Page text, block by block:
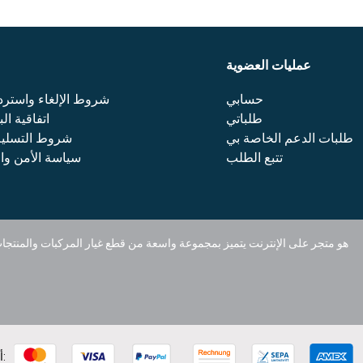
شروط الإلغاء
اتفاقية
شروط
سياسة الأمن
عمليات العضوية
حسابي
طلباتي
طلبات الدعم الخاصة بي
تتبع الطلب
أنواع الدفع: